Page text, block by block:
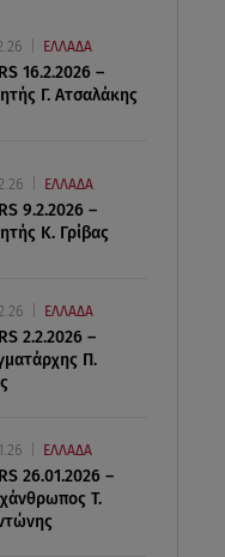
ΕΛΛΑΔΑ
16.2.2026 –
Γ. Ατσαλάκης
ΕΛΛΑΔΑ
9.2.2026 –
Κ. Γρίβας
ΕΛΛΑΔΑ
2.2.2026 –
Π.
ΕΛΛΑΔΑ
26.01.2026 –
Τ.